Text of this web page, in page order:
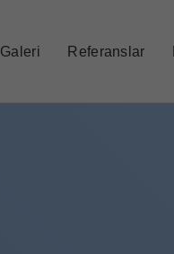
Galeri Referanslar